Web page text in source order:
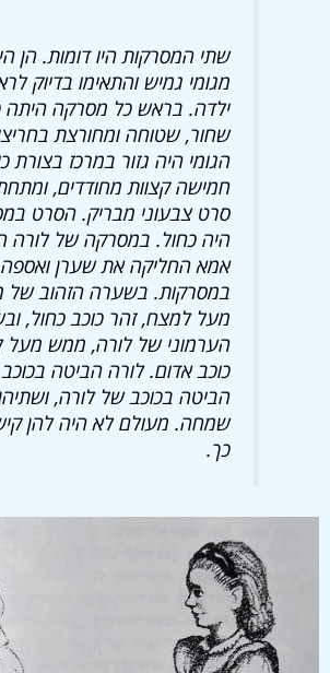
שתי המסרקות היו דומות. הן
מגומי גמיש והתאימו בדיוק
ילדה. בראש כל מסרקה היתה
שחור, שטוחה ומחורצת
הגומי היה גזור במרכז בצורת
חמישה קצוות מחודדים,
סרט צבעוני מבריק. הסרט
היה כחול. במסרקה של לורה
אמא החליקה את שערן ואספה
במסרקות. בשערה הזהוב של
מעל למצח, זהר כוכב כחול,
הערמוני של לורה, ממש מעל
כוכב אדום. לורה הביטה
הביטה בכוכב של לורה,
שמחה. מעולם לא היה להן
כך.